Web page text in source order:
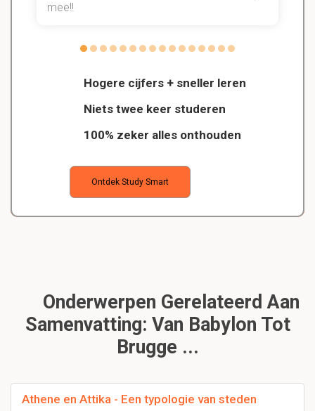
Hogere cijfers + sneller leren
Niets twee keer studeren
100% zeker alles onthouden
Ontdek Study Smart
mee!!
Onderwerpen Gerelateerd Aan
Samenvatting: Van Babylon Tot
Brugge ...
Athene en Attika - Een typologie van steden